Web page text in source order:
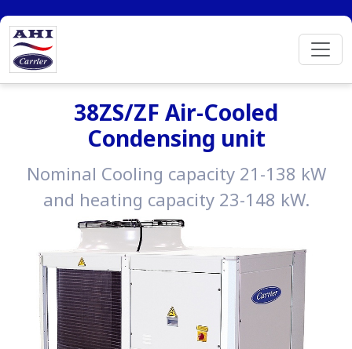
38ZS/ZF Air-Cooled
Condensing unit
Nominal Cooling capacity 21-138 kW
and heating capacity 23-148 kW.